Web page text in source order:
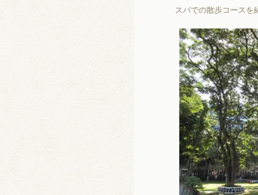
スバでの散歩コースを